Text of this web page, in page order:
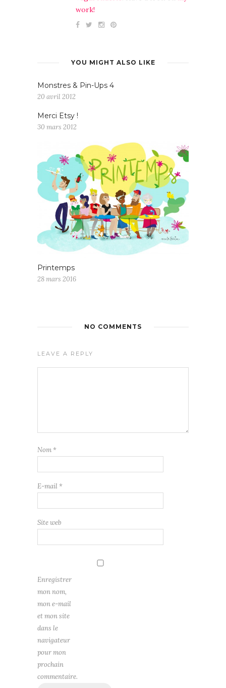
work!
YOU MIGHT ALSO LIKE
Monstres & Pin-Ups 4
20 avril 2012
Merci Etsy !
30 mars 2012
Printemps
28 mars 2016
NO COMMENTS
LEAVE A REPLY
Nom *
E-mail *
Site web
Enregistrer
mon nom,
mon e-mail
et mon site
dans le
navigateur
pour mon
prochain
commentaire.